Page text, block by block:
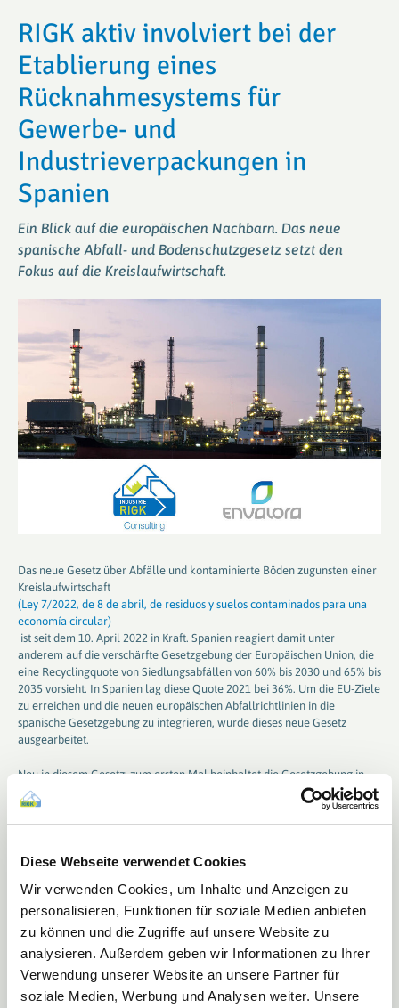
Diese Webseite verwendet Cookies
Wir verwenden Cookies, um Inhalte und Anzeigen zu
personalisieren, Funktionen für soziale Medien anbieten
zu können und die Zugriffe auf unsere Website zu
analysieren. Außerdem geben wir Informationen zu Ihrer
Verwendung unserer Website an unsere Partner für
soziale Medien, Werbung und Analysen weiter. Unsere
RIGK aktiv involviert bei der
Etablierung eines
Rücknahmesystems für
Gewerbe- und
Industrieverpackungen in
Spanien
Ein Blick auf die europäischen Nachbarn. Das neue
spanische Abfall- und Bodenschutzgesetz setzt den
Fokus auf die Kreislaufwirtschaft.
Das neue Gesetz über Abfälle und kontaminierte Böden zugunsten einer
Kreislaufwirtschaft
(Ley 7/2022, de 8 de abril, de residuos y suelos contaminados para una
economía circular)
ist seit dem 10. April 2022 in Kraft. Spanien reagiert damit unter
anderem auf die verschärfte Gesetzgebung der Europäischen Union, die
eine Recyclingquote von Siedlungsabfällen von 60% bis 2030 und 65% bis
2035 vorsieht. In Spanien lag diese Quote 2021 bei 36%. Um die EU-Ziele
zu erreichen und die neuen europäischen Abfallrichtlinien in die
spanische Gesetzgebung zu integrieren, wurde dieses neue Gesetz
ausgearbeitet.
Neu in diesem Gesetz: zum ersten Mal beinhaltet die Gesetzgebung in
Spanien die Verpflichtung zur erweiterten Herstellerverantwortung
(EPR) für Industrie- und Gewerbeverpackungen.
Verpackungen aus Kunststoff, auf das Kunststoffrecycling und auf die
ist klar: ihr Ziel ist es, die Kreislaufwirtschaft zu fördern. Ein Hebel, den
die spanische Regierung dabei ansetzt, ist das Vorantreiben des
Kreislaufgedankens über die Kosten. So wird es ab dem 1. Januar 2023
von Verpackungen aus Kunststoff kommt eine Steuer auf Neukunststoffe
zu, die mit 0,45 Euro pro Kilogramm angesetzt wird. Zudem wird die
Vermarktung bestimmter Einwegplastikutensilien wie Trinkhalme,